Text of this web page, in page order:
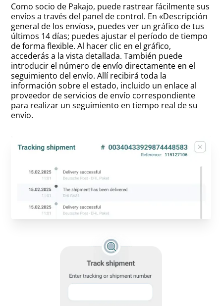
Como socio de Pakajo, puede rastrear fácilmente sus
envíos a través del panel de control. En «Descripción
general de los envíos», puedes ver un gráfico de tus
últimos 14 días; puedes ajustar el período de tiempo
de forma flexible. Al hacer clic en el gráfico,
accederás a la vista detallada. También puede
introducir el número de envío directamente en el
seguimiento del envío. Allí recibirá toda la
información sobre el estado, incluido un enlace al
proveedor de servicios de envío correspondiente
para realizar un seguimiento en tiempo real de su
envío.